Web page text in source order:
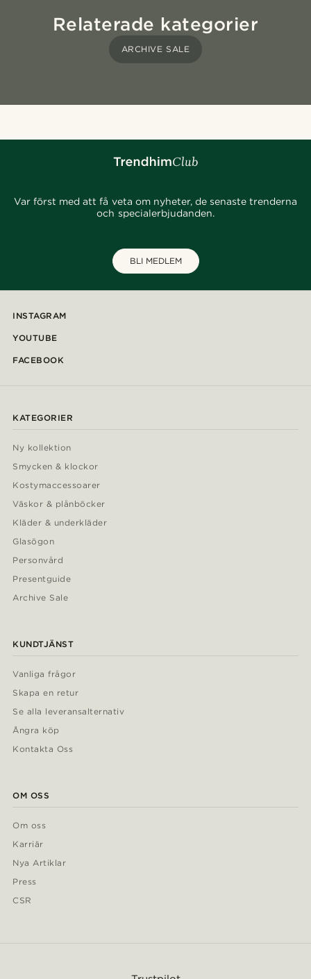
Relaterade kategorier
ARCHIVE SALE
Var först med att få veta om nyheter, de senaste trenderna
och specialerbjudanden.
BLI MEDLEM
INSTAGRAM
YOUTUBE
FACEBOOK
KATEGORIER
Ny kollektion
Smycken & klockor
Kostymaccessoarer
Väskor & plånböcker
Kläder & underkläder
Glasögon
Personvård
Presentguide
Archive Sale
KUNDTJÄNST
Vanliga frågor
Skapa en retur
Se alla leveransalternativ
Ångra köp
Kontakta Oss
OM OSS
Om oss
Karriär
Nya Artiklar
Press
CSR